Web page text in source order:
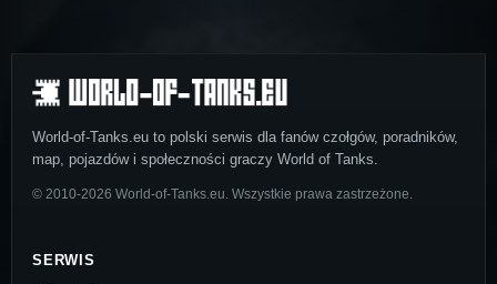
World-of-Tanks.eu to polski serwis dla fanów czołgów, poradników,
map, pojazdów i społeczności graczy World of Tanks.
© 2010-2026 World-of-Tanks.eu. Wszystkie prawa zastrzeżone.
SERWIS